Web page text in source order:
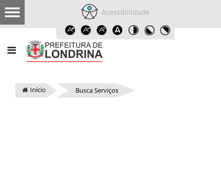
Acessibilidade
Início Busca Serviços